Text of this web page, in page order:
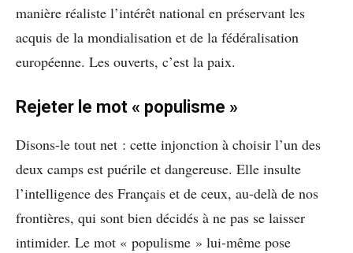
manière réaliste l’intérêt national en préservant les
acquis de la mondialisation et de la fédéralisation
européenne. Les ouverts, c’est la paix.
Rejeter le mot « populisme »
Disons-le tout net : cette injonction à choisir l’un des
deux camps est puérile et dangereuse. Elle insulte
l’intelligence des Français et de ceux, au-delà de nos
frontières, qui sont bien décidés à ne pas se laisser
intimider. Le mot « populisme » lui-même pose